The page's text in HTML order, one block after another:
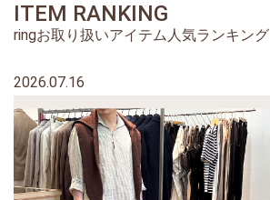
ITEM RANKING
ringお取り扱いアイテム人気ランキング
2026.07.16